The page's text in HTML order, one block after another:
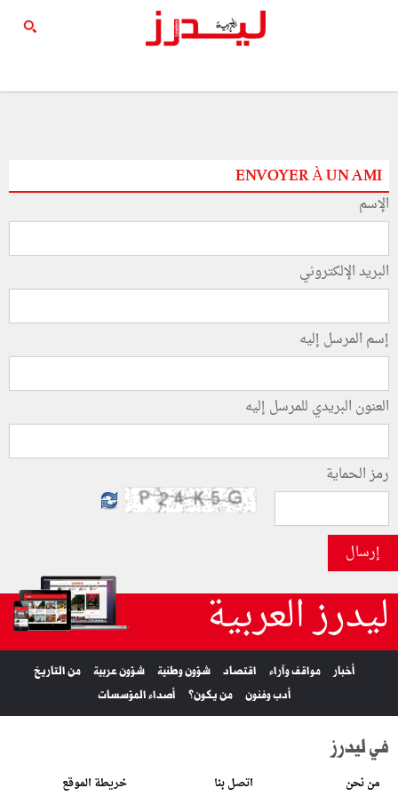
ENVOYER À UN AMI
الإسم
البريد الإلكتروني
إسم المرسل إليه
العنون البريدي للمرسل إليه
رمز الحماية
إرسال
ليدرز العربية
أخبار مواقف وآراء اقتصاد شؤون وطنية شؤون عربية
من التاريخ
أدب وفنون
من يكون؟ أصداء المؤسسات
في ليدرز
من نحن اتصل بنا خريطة الموقع